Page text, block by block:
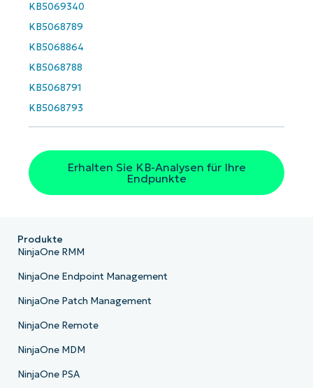
KB5069340
KB5068789
KB5068864
KB5068788
KB5068791
KB5068793
Erhalten Sie KB-Analysen für Ihre
Endpunkte
number*
name*
Produkte
NinjaOne RMM
NinjaOne Endpoint Management
NinjaOne Patch Management
NinjaOne Remote
NinjaOne MDM
NinjaOne PSA